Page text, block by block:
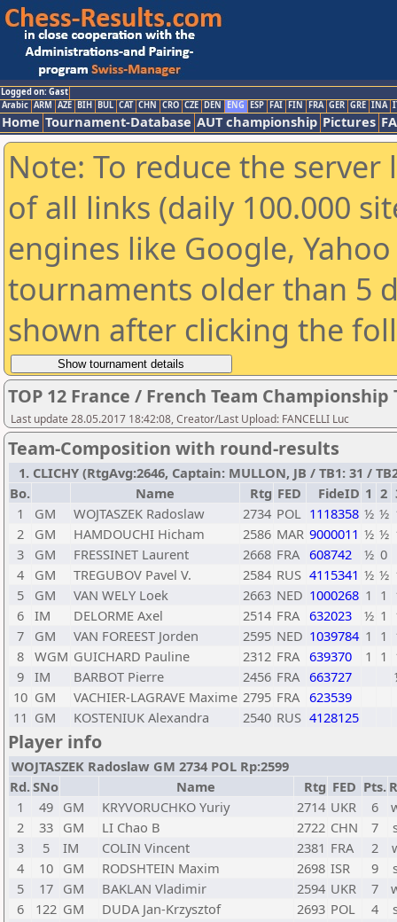
Logged on: Gast
Arabic ARM AZE BIH BUL CAT CHN CRO CZE DEN ENG ESP FAI FIN FRA GER GRE INA
Home Tournament-Database AUT championship Pictures
Note: To reduce the
of all links (daily 100.000
engines like Google,
tournaments older than 5
shown after clicking the
TOP 12 France / French Team Championship
Last update 28.05.2017 18:42:08, Creator/Last Upload: FANCELLI Luc
Team-Composition with round-results
1. CLICHY (RtgAvg:2646, Captain: MULLON, JB / TB1: 31 /
Bo.
Name Rtg FED FideID 1 2
1
GM WOJTASZEK Radoslaw 2734 POL 1118358 ½ ½
2
GM HAMDOUCHI Hicham 2586 MAR 9000011 ½ ½
3
GM FRESSINET Laurent 2668 FRA 608742 ½ 0
4
GM TREGUBOV Pavel V. 2584 RUS 4115341 ½ ½
5
GM VAN WELY Loek 2663 NED 1000268 1 1
6 IM DELORME Axel 2514 FRA 632023 ½ 1
7
GM VAN FOREEST Jorden 2595 NED 1039784 1 1
8 WGM GUICHARD Pauline 2312 FRA 639370 1 1
9 IM BARBOT Pierre 2456 FRA 663727
10 GM VACHIER-LAGRAVE Maxime 2795 FRA 623539
11 GM KOSTENIUK Alexandra 2540 RUS 4128125
Player info
WOJTASZEK Radoslaw GM 2734 POL Rp:2599
Rd.SNo Name Rtg FED Pts.
1
49 GM KRYVORUCHKO Yuriy 2714 UKR 6
2
33 GM LI Chao B 2722 CHN 7
3
5 IM COLIN Vincent 2381 FRA 2
4
10 GM RODSHTEIN Maxim 2698 ISR 9
5
17 GM BAKLAN Vladimir 2594 UKR 7
6
122 GM DUDA Jan-Krzysztof 2693 POL 4